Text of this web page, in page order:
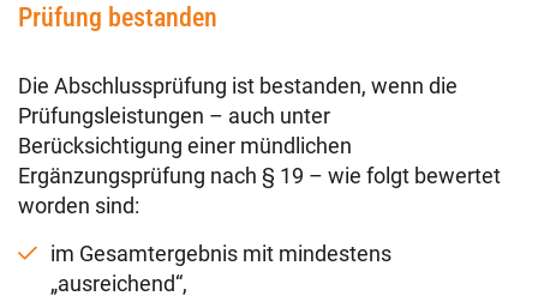
Prüfung bestanden
Die Abschlussprüfung ist bestanden, wenn die
Prüfungsleistungen – auch unter
Berücksichtigung einer mündlichen
Ergänzungsprüfung nach § 19 – wie folgt bewertet
worden sind:
im Gesamtergebnis mit mindestens
„ausreichend“,